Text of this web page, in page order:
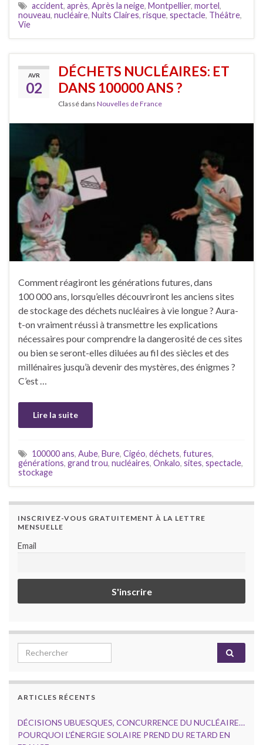
accident, après, Après la neige, Montpellier, mortel,
nouveau, nucléaire, Nuits Claires, risque, spectacle, Théâtre,
Vie
AVR
02
DÉCHETS NUCLÉAIRES: ET
DANS 100000 ANS ?
Classé dans Nouvelles de France
Comment réagiront les générations futures, dans
100 000 ans, lorsqu’elles découvriront les anciens sites
de stockage des déchets nucléaires à vie longue ? Aura-
t-on vraiment réussi à transmettre les explications
nécessaires pour comprendre la dangerosité de ces sites
ou bien se seront-elles diluées au fil des siècles et des
millénaires jusqu’à devenir des mystères, des énigmes ?
C’est …
Lire la suite
100000 ans, Aube, Bure, Cigéo, déchets, futures,
générations, grand trou, nucléaires, Onkalo, sites, spectacle,
stockage
INSCRIVEZ-VOUS GRATUITEMENT À LA LETTRE
MENSUELLE
Email
Search for:
ARTICLES RÉCENTS
DÉCISIONS UBUESQUES, CONCURRENCE DU NUCLÉAIRE…
POURQUOI L’ÉNERGIE SOLAIRE PREND DU RETARD EN